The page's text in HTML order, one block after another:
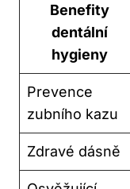
Benefity
dentální
hygieny
Prevence
zubního kazu
Zdravé dásně